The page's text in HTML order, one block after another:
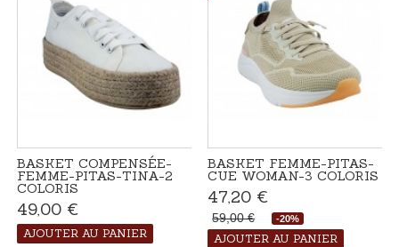
BASKET COMPENSÉE-
FEMME-PITAS-TINA-2
COLORIS
49,00 €
AJOUTER AU PANIER
BASKET FEMME-PITAS-
CUE WOMAN-3 COLORIS
47,20 €
59,00 € -20%
Disponible
AJOUTER AU PANIER